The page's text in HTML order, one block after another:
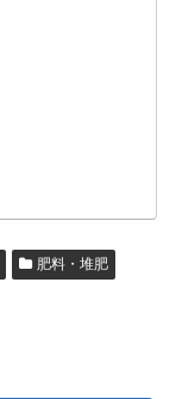
肥料・堆肥